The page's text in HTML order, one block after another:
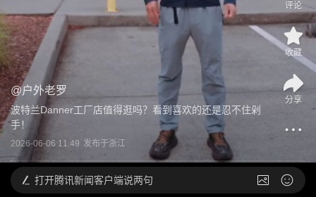
@户外老罗
波特兰Danner工厂店值得逛吗？看到喜欢的还是忍不住剁
手！
2026-06-06 11:49 发布于浙江
评论
收藏
分享
打开腾讯新闻客户端说两句